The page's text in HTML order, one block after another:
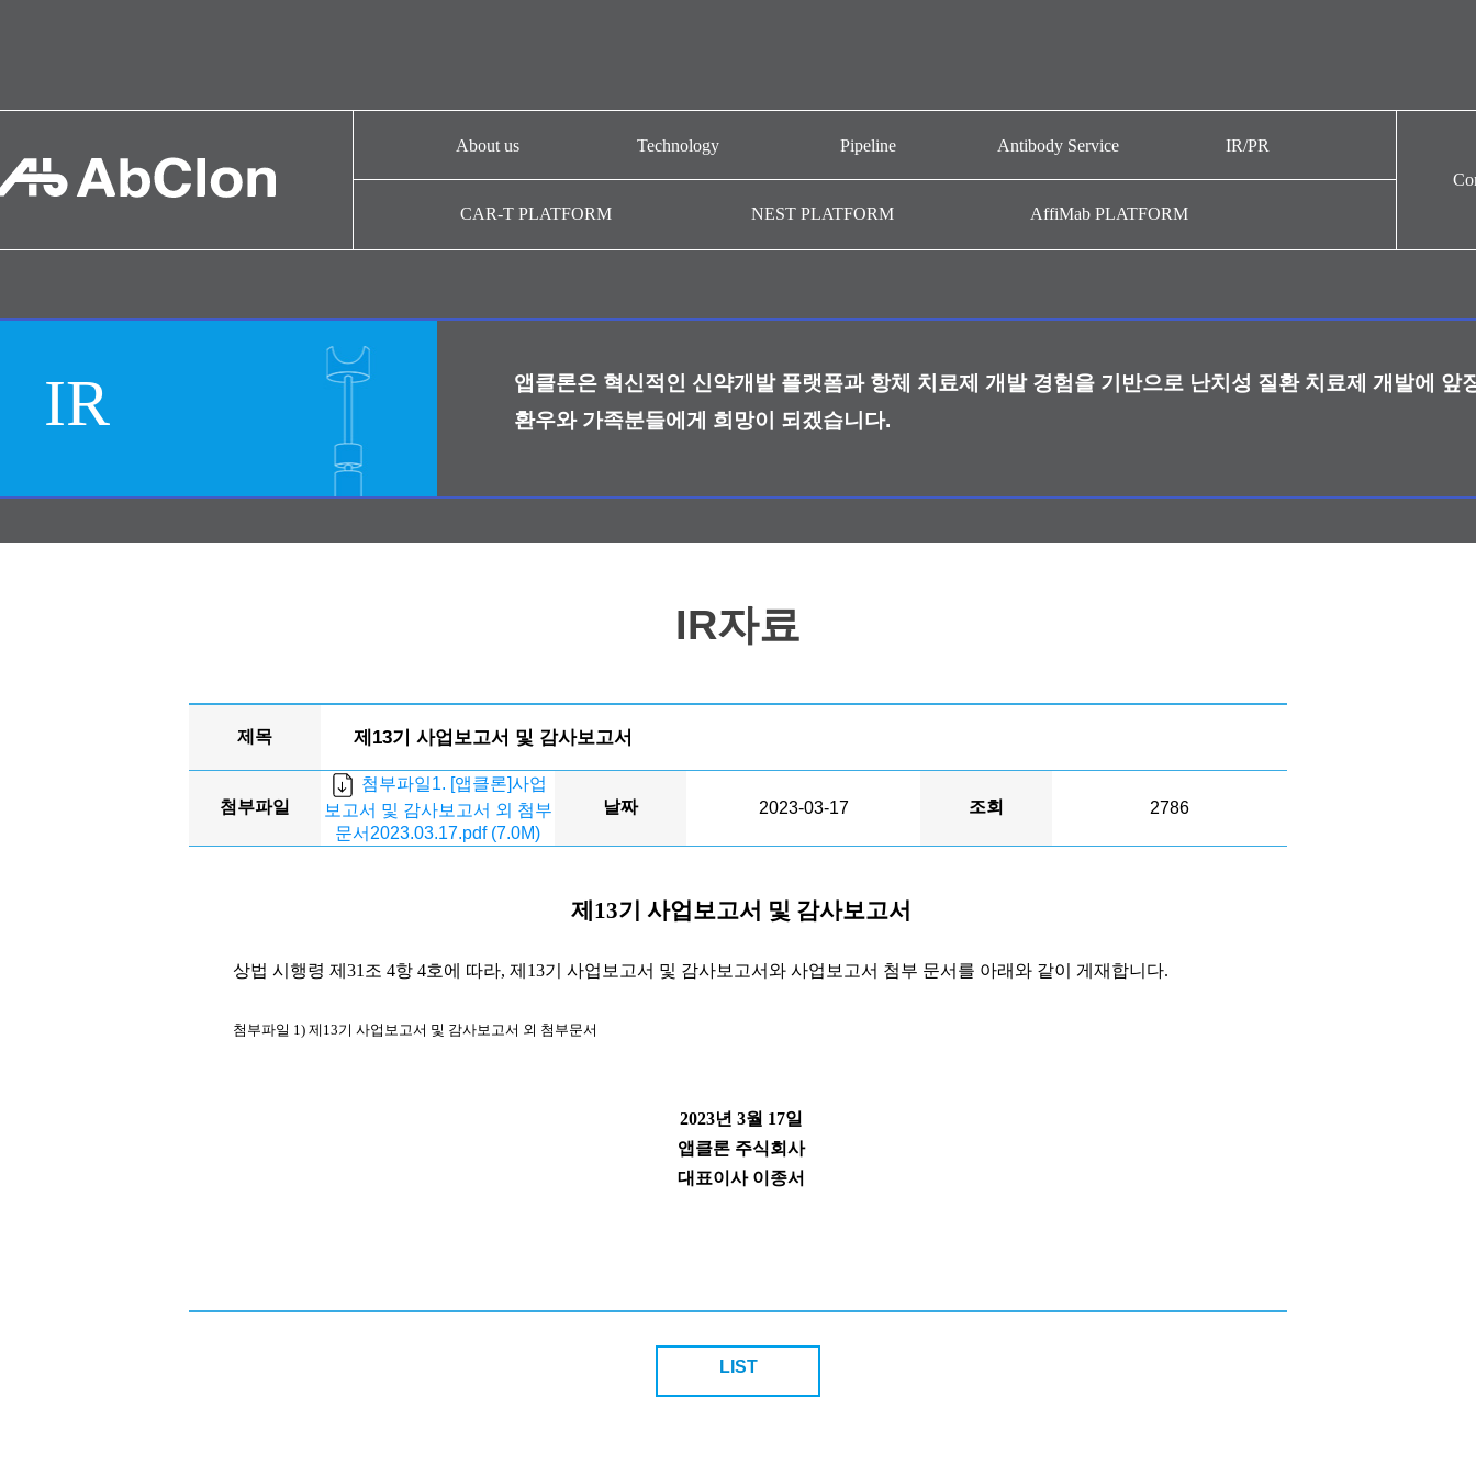
About us
협력기관
Technology Pipeline
AM201
AM109
Antibody Service IR/PR
공시정보
내부규정
CAR-T PLATFORM NEST PLATFORM AffiMab PLATFORM
IR
앱클론은 혁신적인 신약개발 플랫폼과 항체 치료제 개발 경험을 기반으로 난치성 질환 치료제 개발에 앞
환우와 가족분들에게 희망이 되겠습니다.
IR자료
제목 제13기 사업보고서 및 감사보고서
첨부파일
첨부파일1. [앱클론]사업
보고서 및 감사보고서 외 첨부
문서2023.03.17.pdf (7.0M)
날짜 2023-03-17 조회 2786
제 13기 사업보고서 및 감사보고서
상법 시행령 제 31 조 4항 4호에 따라, 제 13기 사업보고서 및 감사보고서와 사업보고서 첨부 문서를 아래와 같이 게재합니다.
첨부파일 1) 제 13기 사업보고서 및 감사보고서 외 첨부문서
2023년 3월 17일
앱클론 주식회사
대표이사 이종서
LIST